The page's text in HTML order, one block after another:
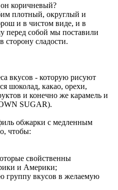
коричневый?
плотный, округлый и
и в чистом виде, и в
перед собой мы поставили
сторону сладости.
вкусов - которую рисуют
шоколад, какао, орехи,
и конечно же карамель и
SUGAR).
обжарки с медленным
чтобы:
свойственны
и Америки;
группу вкусов в желаемую